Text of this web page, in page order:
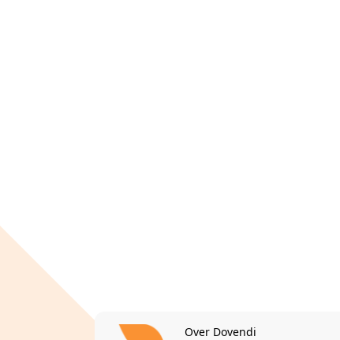
Over Dovendi